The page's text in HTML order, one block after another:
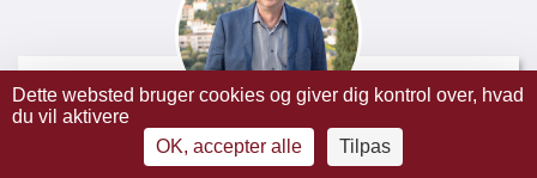
Kenth MALMBERG
Dette websted bruger cookies og giver dig kontrol over, hvad
du vil aktivere
OK, accepter alle
Tilpas